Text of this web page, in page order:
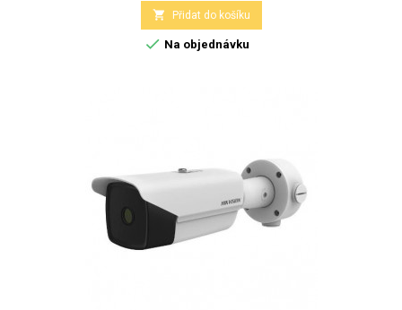
 Přidat do košíku
 Na objednávku